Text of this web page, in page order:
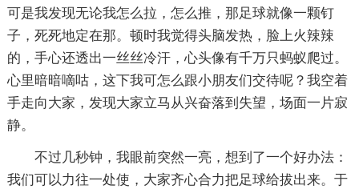
可是我发现无论我怎么拉，怎么推，那足球就像一颗钉
子，死死地定在那。顿时我觉得头脑发热，脸上火辣辣
的，手心还透出一丝丝冷汗，心头像有千万只蚂蚁爬过。
心里暗暗嘀咕，这下我可怎么跟小朋友们交待呢？我空着
手走向大家，发现大家立马从兴奋落到失望，场面一片寂
静。
不过几秒钟，我眼前突然一亮，想到了一个好办法：
我们可以力往一处使，大家齐心合力把足球给拔出来。于